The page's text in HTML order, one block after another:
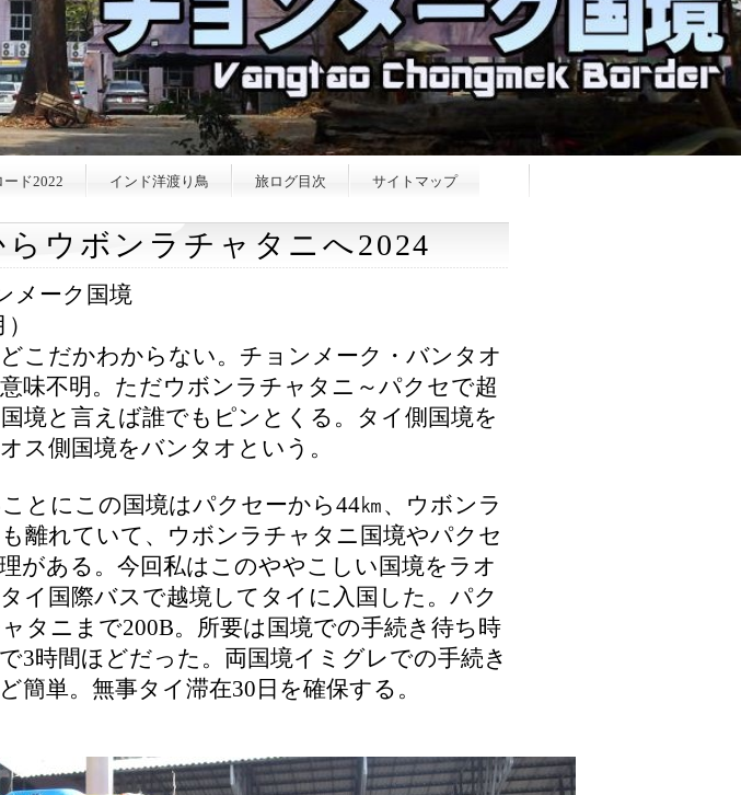
ウボンラチャタニへ2024
メーク国境
こだかわからない。チョンメーク・バンタオ
味不明。ただウボンラチャタニ～パクセで超
境と言えば誰でもピンとくる。タイ側国境を
ス側国境をバンタオという。
とにこの国境はパクセーから44㎞、ウボンラ
離れていて、ウボンラチャタニ国境やパクセ
がある。今回私はこのややこしい国境をラオ
イ国際バスで越境してタイに入国した。パク
タニまで200B。所要は国境での手続き待ち時
3時間ほどだった。両国境イミグレでの手続き
簡単。無事タイ滞在30日を確保する。
ード2022 インド洋渡り鳥 旅ログ目次 サイトマップ